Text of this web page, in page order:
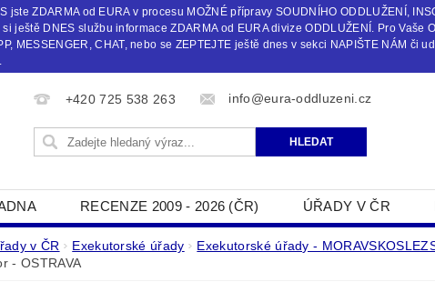
ZDARMA od EURA v procesu MOŽNÉ přípravy SOUDNÍHO ODDLUŽENÍ,
ještě DNES službu informace ZDARMA od EURA divize ODDLUŽENÍ. Pro Vaše
MESSENGER, CHAT, nebo se ZEPTEJTE ještě dnes v sekci NAPIŠTE NÁM či
+420 725 538 263 info@eura-oddluzeni.cz
RECENZE 2009 - 2026 (ČR) ÚŘADY V ČR
NAPIŠTE NÁM
v ČR Exekutorské úřady Exekutorské úřady -
- OSTRAVA